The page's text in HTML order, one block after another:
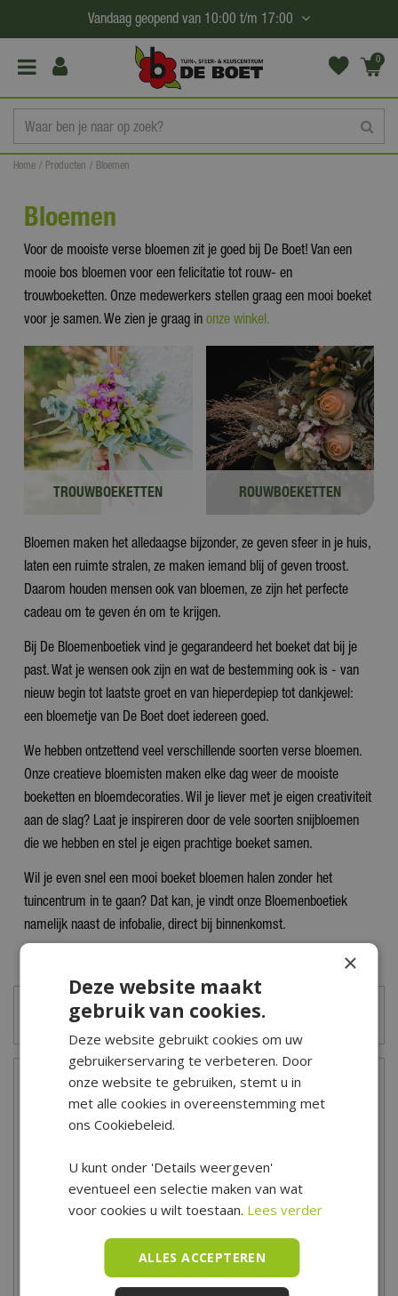
a
Home Producten Bloemen
Vandaag geopend van 10:00 t/m 17:00
0
(€0,
Bloemen
Voor de mooiste verse bloemen zit je goed bij De Boet! Van een
mooie bos bloemen voor een felicitatie tot rouw- en
trouwboeketten. Onze medewerkers stellen graag een mooi boeket
voor je samen. We zien je graag in onze winkel.
TROUWBOEKETTEN ROUWBOEKETTEN
Bloemen maken het alledaagse bijzonder, ze geven sfeer in je huis,
laten een ruimte stralen, ze maken iemand blij of geven troost.
Daarom houden mensen ook van bloemen, ze zijn het perfecte
cadeau om te geven én om te krijgen.
Bij De Bloemenboetiek vind je gegarandeerd het boeket dat bij je
past. Wat je wensen ook zijn en wat de bestemming ook is - van
nieuw begin tot laatste groet en van hieperdepiep tot dankjewel:
een bloemetje van De Boet doet iedereen goed.
We hebben ontzettend veel verschillende soorten verse bloemen.
Onze creatieve bloemisten maken elke dag weer de mooiste
boeketten en bloemdecoraties. Wil je liever met je eigen creativiteit
aan de slag? Laat je inspireren door de vele soorten snijbloemen
die we hebben en stel je eigen prachtige boeket samen.
Wil je even snel een mooi boeket bloemen halen zonder het
tuincentrum in te gaan? Dat kan, je vindt onze Bloemenboetiek
namelijk naast de infobalie, direct bij binnenkomst.
Kado-kaart saldo checken? Klik hier!
Openingstijden
Maandag
09:00 - 18:00
09:00 - 18:00
09:00 - 21:00
Toon aangepaste openingstijden
×
Deze website maakt
gebruik van cookies.
Deze website gebruikt cookies om uw
gebruikerservaring te verbeteren. Door
onze website te gebruiken, stemt u in
met alle cookies in overeenstemming met
ons Cookiebeleid.
U kunt onder 'Details weergeven'
eventueel een selectie maken van wat
voor cookies u wilt toestaan. Lees verder
ALLES ACCEPTEREN